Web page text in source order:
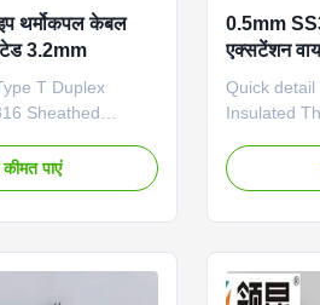
थर्मोकपल केबल
3.2mm
T Duplex
Sheathed
NiSi, NiCrSi-
Sheath material:
friendly: no
पाएं
0.5mm
एक्सटेंशन
Quick
Insulated
Conductor
NiSi),
12.7mm